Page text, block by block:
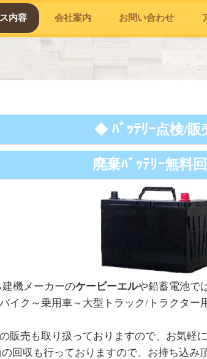
内容 会社案内 お問い合わせ
◆ ﾊﾞｯﾃﾘｰ点検/販
廃棄ﾊﾞｯﾃﾘｰ無料
建機メーカーのケービーエルや鉛蓄電池で
イク～乗用車～大型トラック/トラクター
販売も取り扱っておりますので、お気軽
の回収も行っておりますので、お持ち込み